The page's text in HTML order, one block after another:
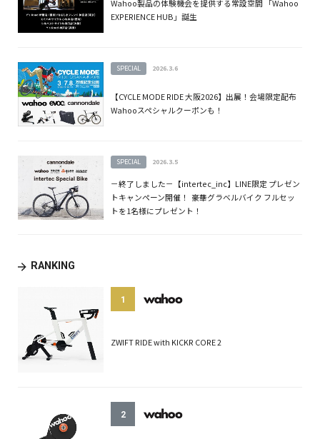
Wahoo製品の体験機会を提供する常設空間 「Wahoo
EXPERIENCE HUB」誕生
SPECIAL 2026.3.6
【CYCLE MODE RIDE 大阪2026】出展！会場限定配布
Wahooスペシャルクーポンも！
SPECIAL 2026.3.5
－終了しました－【intertec_inc】LINE限定 プレゼン
トキャンペーン開催！ 豪華グラベルバイク フルセッ
トを1名様にプレゼント！
RANKING
1
ZWIFT RIDE with KICKR CORE 2
2